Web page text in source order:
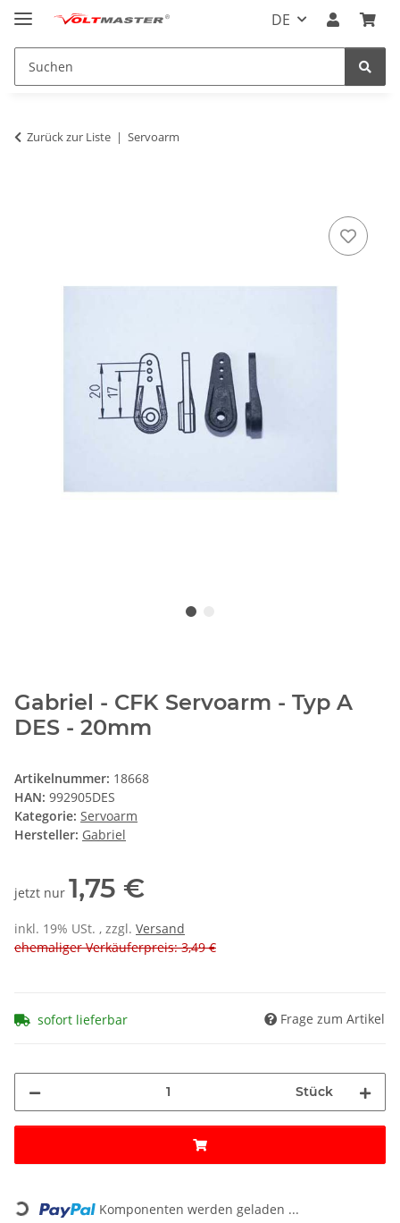
DE
Zurück zur Liste Servoarm
Gabriel - CFK Servoarm - Typ A
DES - 20mm
Artikelnummer: 18668
HAN: 992905DES
Kategorie: Servoarm
Hersteller: Gabriel
jetzt nur 1,75 €
inkl. 19% USt. , zzgl. Versand
ehemaliger Verkäuferpreis: 3,49 €
sofort lieferbar Frage zum Artikel
Stück
Loading... Komponenten werden geladen ...